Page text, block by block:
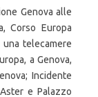
Genova alle
Corso Europa
telecamere
a Genova,
Incidente
e Palazzo